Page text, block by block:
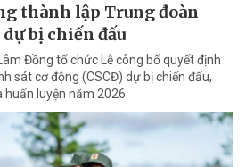
thành lập Trung đoàn
bị chiến đấu
Đồng tổ chức Lễ công bố quyết định
sát cơ động (CSCĐ) dự bị chiến đấu,
luyện năm 2026.